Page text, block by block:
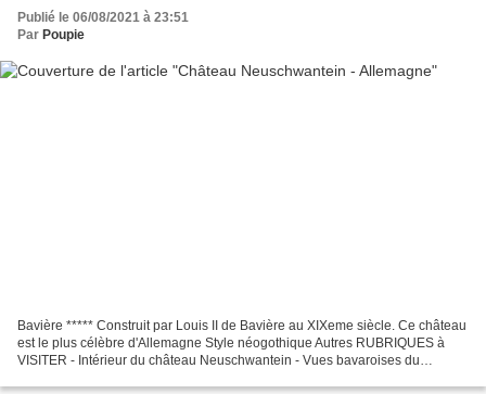
Publié le 06/08/2021 à 23:51
Par Poupie
Bavière ***** Construit par Louis II de Bavière au XIXeme siècle. Ce château
est le plus célèbre d'Allemagne Style néogothique Autres RUBRIQUES à
VISITER - Intérieur du château Neuschwantein - Vues bavaroises du